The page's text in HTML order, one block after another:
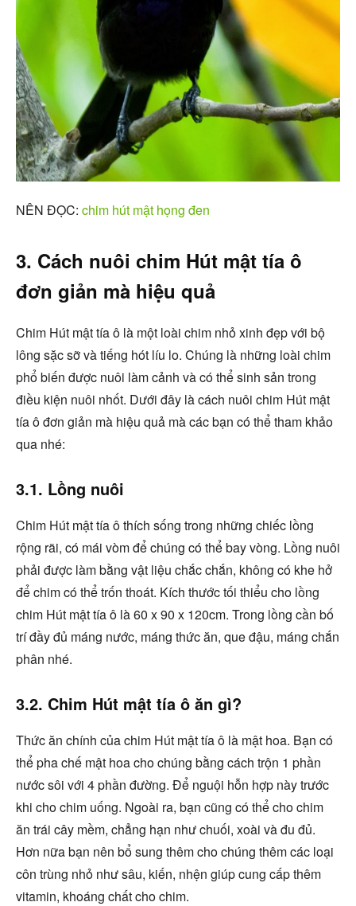
NÊN ĐỌC: chim hút mật họng đen
3. Cách nuôi chim Hút mật tía ô
đơn giản mà hiệu quả
Chim Hút mật tía ô là một loài chim nhỏ xinh đẹp với bộ
lông sặc sỡ và tiếng hót líu lo. Chúng là những loài chim
phổ biến được nuôi làm cảnh và có thể sinh sản trong
điều kiện nuôi nhốt. Dưới đây là cách nuôi chim Hút mật
tía ô đơn giản mà hiệu quả mà các bạn có thể tham khảo
qua nhé:
3.1. Lồng nuôi
Chim Hút mật tía ô thích sống trong những chiếc lồng
rộng rãi, có mái vòm để chúng có thể bay vòng. Lồng nuôi
phải được làm bằng vật liệu chắc chắn, không có khe hở
để chim có thể trốn thoát. Kích thước tối thiểu cho lồng
chim Hút mật tía ô là 60 x 90 x 120cm. Trong lồng cần bố
trí đầy đủ máng nước, máng thức ăn, que đậu, máng chắn
phân nhé.
3.2. Chim Hút mật tía ô ăn gì?
Thức ăn chính của chim Hút mật tía ô là mật hoa. Bạn có
thể pha chế mật hoa cho chúng bằng cách trộn 1 phần
nước sôi với 4 phần đường. Để nguội hỗn hợp này trước
khi cho chim uống. Ngoài ra, bạn cũng có thể cho chim
ăn trái cây mềm, chẳng hạn như chuối, xoài và đu đủ.
Hơn nữa bạn nên bổ sung thêm cho chúng thêm các loại
côn trùng nhỏ như sâu, kiến, nhện giúp cung cấp thêm
vitamin, khoáng chất cho chim.